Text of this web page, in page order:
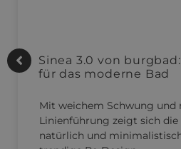
Sinea 3.0 von
für das moderne Bad
Mit weichem Schwung und
Linienführung zeigt sich die
natürlich und